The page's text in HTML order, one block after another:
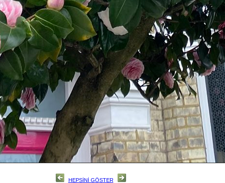
HEPSİNİ GÖSTER